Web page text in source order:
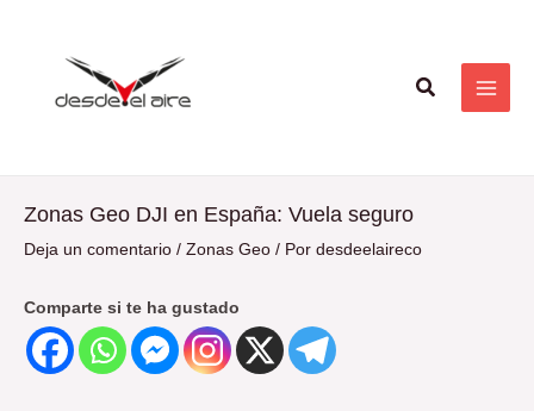
Buscar
Zonas Geo DJI en España: Vuela seguro
Deja un comentario / Zonas Geo / Por desdeelaireco
Comparte si te ha gustado
entradas